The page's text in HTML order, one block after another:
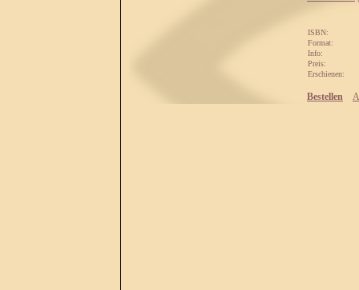
ISBN:
Format:
Info:
Preis:
Erschienen:
Bestellen